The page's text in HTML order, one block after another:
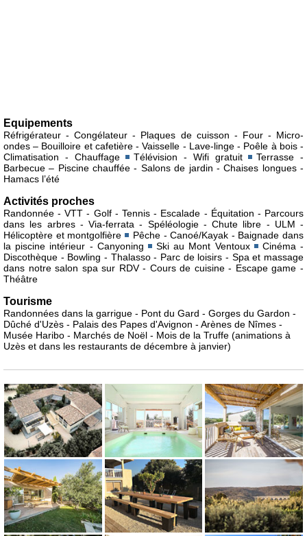
Equipements
Réfrigérateur - Congélateur - Plaques de cuisson - Four - Micro-
ondes – Bouilloire et cafetière - Vaisselle - Lave-linge - Poêle à bois -
Climatisation - Chauffage
Télévision - Wifi gratuit
Terrasse -
Barbecue – Piscine chauffée - Salons de jardin - Chaises longues -
Hamacs l’été
Activités proches
Randonnée - VTT - Golf - Tennis - Escalade - Équitation - Parcours
dans les arbres - Via-ferrata - Spéléologie - Chute libre - ULM -
Hélicoptère et montgolfière
Pêche - Canoé/Kayak - Baignade dans
la piscine intérieur - Canyoning
Ski au Mont Ventoux
Cinéma -
Discothèque - Bowling - Thalasso - Parc de loisirs - Spa et massage
dans notre salon spa sur RDV - Cours de cuisine - Escape game -
Théâtre
Tourisme
Randonnées dans la garrigue - Pont du Gard - Gorges du Gardon -
Dûché d'Uzès - Palais des Papes d'Avignon - Arènes de Nîmes -
Musée Haribo - Marchés de Noël - Mois de la Truffe (animations à
Uzès et dans les restaurants de décembre à janvier)